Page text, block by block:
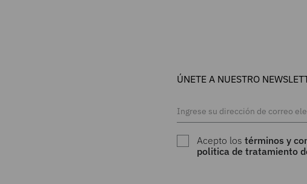
ÚNETE A NUESTRO
Acepto lostérminos y
politica de tratamiento